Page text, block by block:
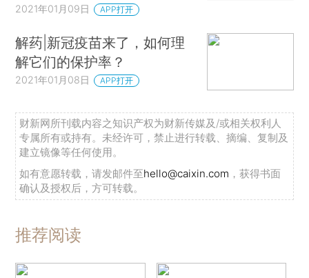
2021年01月09日 APP打开
解药|新冠疫苗来了，如何理
解它们的保护率？
2021年01月08日 APP打开
财新网所刊载内容之知识产权为财新传媒及/或相关权利人
专属所有或持有。未经许可，禁止进行转载、摘编、复制及
建立镜像等任何使用。
如有意愿转载，请发邮件至hello@caixin.com ，获得书面
确认及授权后，方可转载。
推荐阅读